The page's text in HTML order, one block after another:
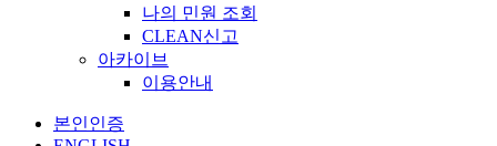
나의 민원 조회
CLEAN신고
아카이브
이용안내
본인인증